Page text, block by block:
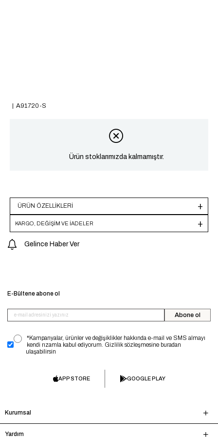
A91720-S
Ürün stoklarımızda kalmamıştır.
ÜRÜN ÖZELLIKLERI
KARGO, DEĞİŞİM VE İADELER
Gelince Haber Ver
E-Bültene abone ol
Abone ol
*Kampanyalar, ürünler ve değişiklikler hakkında e-mail ve SMS almayı
kendi rızamla kabul ediyorum. Gizlilik sözleşmesine buradan
ulaşabilirsin
APP STORE GOOGLE PLAY
Kurumsal
Yardım